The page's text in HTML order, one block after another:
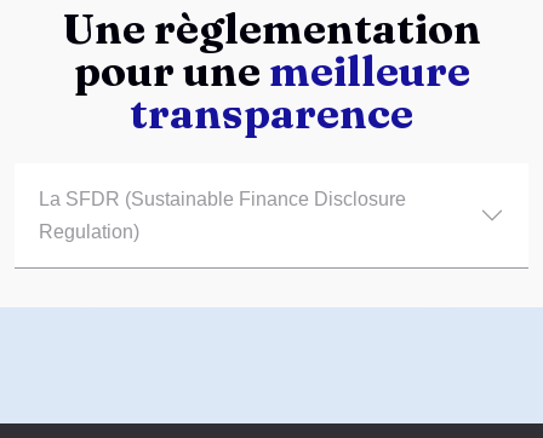
Une règlementation
pour une meilleure
transparence
La SFDR (Sustainable Finance Disclosure
Regulation)